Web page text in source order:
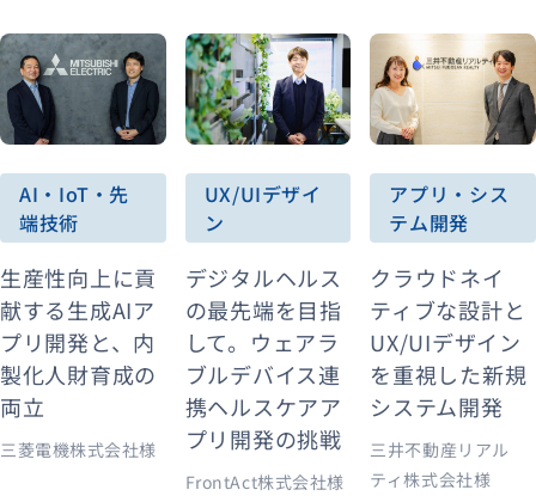
AI・IoT・先
端技術
生産性向上に貢
献する生成AIア
プリ開発と、内
製化人財育成の
両立
三菱電機株式会社様
UX/UIデザイ
ン
デジタルヘルス
の最先端を目指
して。ウェアラ
ブルデバイス連
携ヘルスケアア
プリ開発の挑戦
FrontAct株式会社様
アプリ・シス
テム開発
クラウドネイ
ティブな設計と
UX/UIデザイン
を重視した新規
システム開発
三井不動産リアル
ティ株式会社様